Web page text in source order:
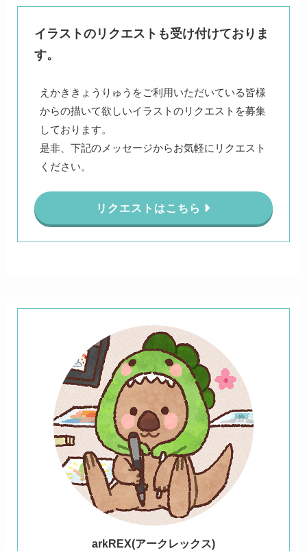
イラストのリクエストも受け付けておりま
す。
えかききょうりゅうをご利用いただいている皆様
からの描いて欲しいイラストのリクエストを募集
しております。
是非、下記のメッセージからお気軽にリクエスト
ください。
リクエストはこちら
arkREX(アークレックス)